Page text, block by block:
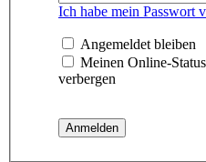
Ich habe mein Passwort
Angemeldet bleiben
Meinen Online-
verbergen